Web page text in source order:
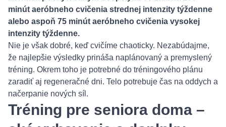
minút aeróbneho cvičenia strednej intenzity týždenne
alebo aspoň 75 minút aeróbneho cvičenia vysokej
intenzity týždenne.
Nie je však dobré, keď cvičíme chaoticky. Nezabúdajme,
že najlepšie výsledky prináša naplánovaný a premyslený
tréning. Okrem toho je potrebné do tréningového plánu
zaradiť aj regeneračné dni. Telo potrebuje čas na oddych a
načerpanie nových síl.
Tréning pre seniora doma –